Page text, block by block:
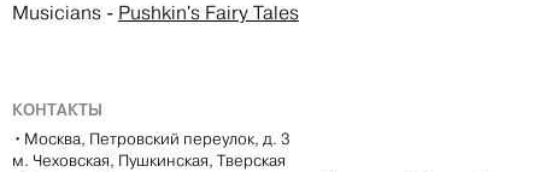
Musicians - Pushkin's Fairy Tales
КОНТАКТЫ
• Москва, Петровский переулок, д. 3
м. Чеховская, Пушкинская, Тверская